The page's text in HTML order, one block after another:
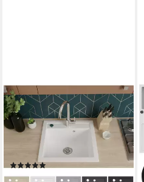
FAIZEE MÖBEL
Granitspüle Granitspüle
49x52cm Küchenspüle inkl.
Siphon Spülbecken, Eckig,
49/21 cm
69,90 € UVP122,49 €